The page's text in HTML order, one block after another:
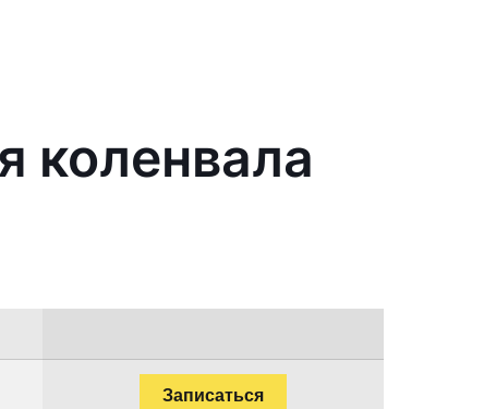
коленвала
Записаться